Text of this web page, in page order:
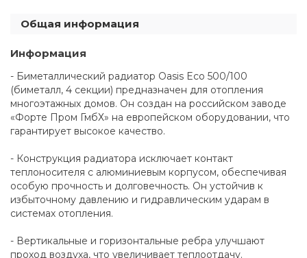
Общая информация
Информация
- Биметаллический радиатор Oasis Eco 500/100
(биметалл, 4 секции) предназначен для отопления
многоэтажных домов. Он создан на российском заводе
«Форте Пром ГмбХ» на европейском оборудовании, что
гарантирует высокое качество.
- Конструкция радиатора исключает контакт
теплоносителя с алюминиевым корпусом, обеспечивая
особую прочность и долговечность. Он устойчив к
избыточному давлению и гидравлическим ударам в
системах отопления.
- Вертикальные и горизонтальные ребра улучшают
проход воздуха, что увеличивает теплоотдачу.